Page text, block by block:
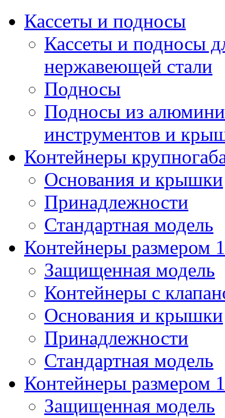
Кассеты и подносы
Кассеты и подносы
нержавеющей стали
Подносы
Подносы из
инструментов и
Контейнеры
Основания и крышки
Принадлежности
Стандартная модель
Контейнеры размером
Защищенная модель
Контейнеры с
Основания и крышки
Принадлежности
Стандартная модель
Контейнеры размером
Защищенная модель